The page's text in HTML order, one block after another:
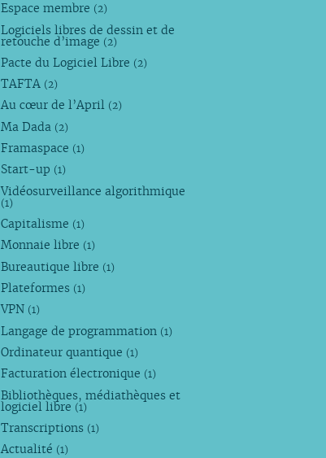
Espace membre (2)
Logiciels libres de dessin et de
retouche d’image (2)
Pacte du Logiciel Libre (2)
TAFTA (2)
Au cœur de l’April (2)
Ma Dada (2)
Framaspace (1)
Start-up (1)
Vidéosurveillance algorithmique
(1)
Capitalisme (1)
Monnaie libre (1)
Bureautique libre (1)
Plateformes (1)
VPN (1)
Langage de programmation (1)
Ordinateur quantique (1)
Facturation électronique (1)
Bibliothèques, médiathèques et
logiciel libre (1)
Transcriptions (1)
Actualité (1)